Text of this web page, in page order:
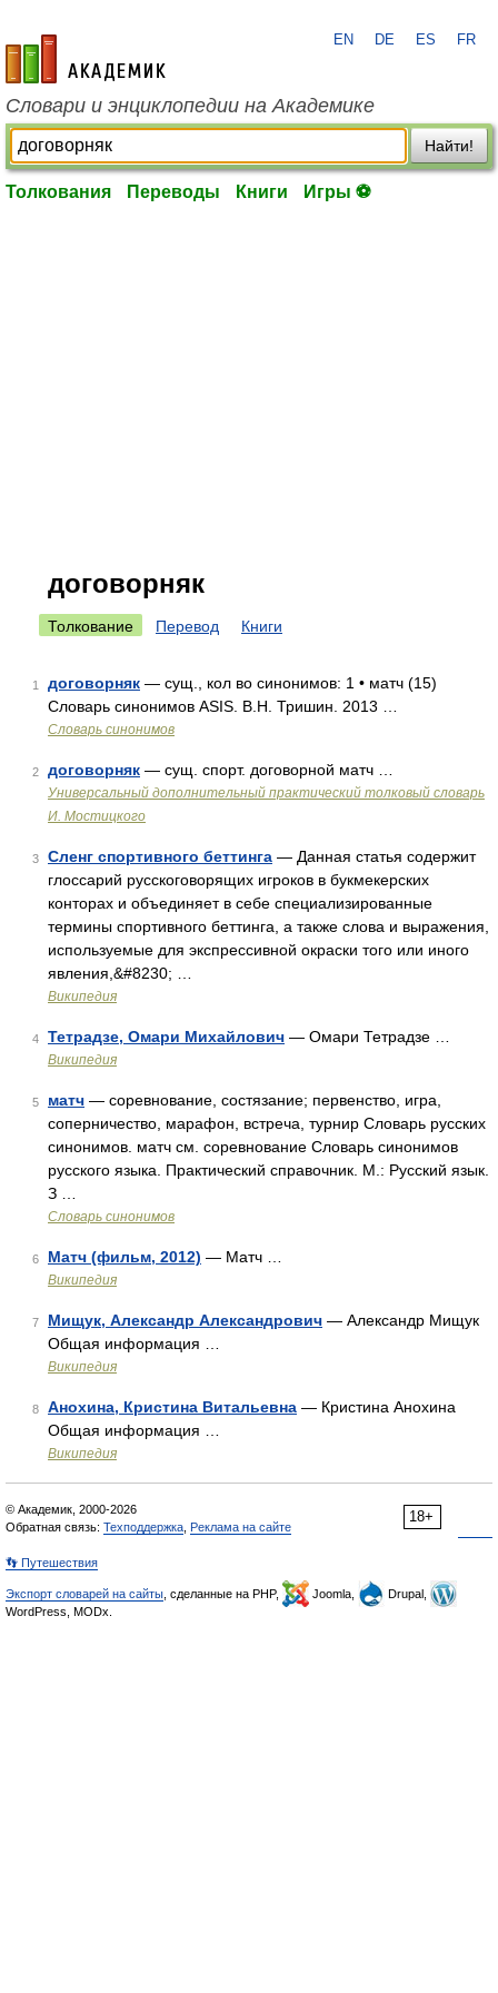
academic.ru
EN DE ES FR
Словари и энциклопедии на Академике
Найти!
Толкования Переводы Книги Игры ⚽
договорняк
Толкование Перевод Книги
1 договорняк — сущ., кол во синонимов: 1 • матч (15)
Словарь синонимов ASIS. В.Н. Тришин. 2013 …
Словарь синонимов
2 договорняк — сущ. спорт. договорной матч …
Универсальный дополнительный практический толковый словарь
И. Мостицкого
3 Сленг спортивного беттинга — Данная статья содержит
глоссарий русскоговорящих игроков в букмекерских
конторах и объединяет в себе специализированные
термины спортивного беттинга, а также слова и выражения,
используемые для экспрессивной окраски того или иного
явления,&#8230; …
Википедия
4 Тетрадзе, Омари Михайлович — Омари Тетрадзе …
Википедия
5 матч — соревнование, состязание; первенство, игра,
соперничество, марафон, встреча, турнир Словарь русских
синонимов. матч см. соревнование Словарь синонимов
русского языка. Практический справочник. М.: Русский язык.
З …
Словарь синонимов
6 Матч (фильм, 2012) — Матч …
Википедия
7 Мищук, Александр Александрович — Александр Мищук
Общая информация …
Википедия
8 Анохина, Кристина Витальевна — Кристина Анохина
Общая информация …
Википедия
18+
© Академик, 2000-2026
Обратная связь: Техподдержка Реклама на сайте
👣 Путешествия
Экспорт словарей на сайты , сделанные на PHP, Joomla,
Drupal,
WordPress, MODx.